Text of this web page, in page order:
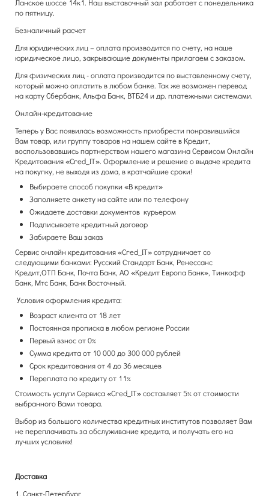
Ланское шоссе 14к1. Наш выставочный зал работает с понедельника
по пятницу.
Безналичный расчет
Для юридических лиц – оплата производится по счету, на наше
юридическое лицо, закрывающие документы прилагаем с заказом.
Для физических лиц - оплата производится по выставленному счету,
который можно оплатить в любом банке. Так же возможен перевод
на карту Сбербанк, Альфа Банк, ВТБ24 и др. платежными системами.
Онлайн-кредитование
Теперь у Вас появилась возможность приобрести понравившийся
Вам товар, или группу товаров на нашем сайте в Кредит,
воспользовавшись партнерством нашего магазина Сервисом Онлайн
Кредитования «Cred_IТ». Оформление и решение о выдаче кредита
на покупку, не выходя из дома, в кратчайшие сроки!
Выбираете способ покупки «В кредит»
Заполняете анкету на сайте или по телефону
Ожидаете доставки документов курьером
Подписываете кредитный договор
Забираете Ваш заказ
Сервис онлайн кредитования «Cred_IT» сотрудничает со
следующими банками: Русский Стандарт Банк, Ренессанс
Кредит,ОТП Банк, Почта Банк, АО «Кредит Европа Банк», Тинкофф
Банк, Мтс Банк, Банк Восточный.
Условия оформления кредита:
Возраст клиента от 18 лет
Постоянная прописка в любом регионе России
Первый взнос от 0%
Сумма кредита от 10 000 до 300 000 рублей
Срок кредитования от 4 до 36 месяцев
Переплата по кредиту от 11%
Стоимость услуги Сервиса «Cred_IT» составляет 5% от стоимости
выбранного Вами товара.
Выбор из большого количества кредитных институтов позволяет Вам
не переплачивать за обслуживание кредита, и получать его на
лучших условиях!
Доставка
1. Санкт-Петербург